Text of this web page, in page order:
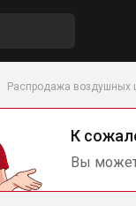
Распродажа воздушных
К
Вы